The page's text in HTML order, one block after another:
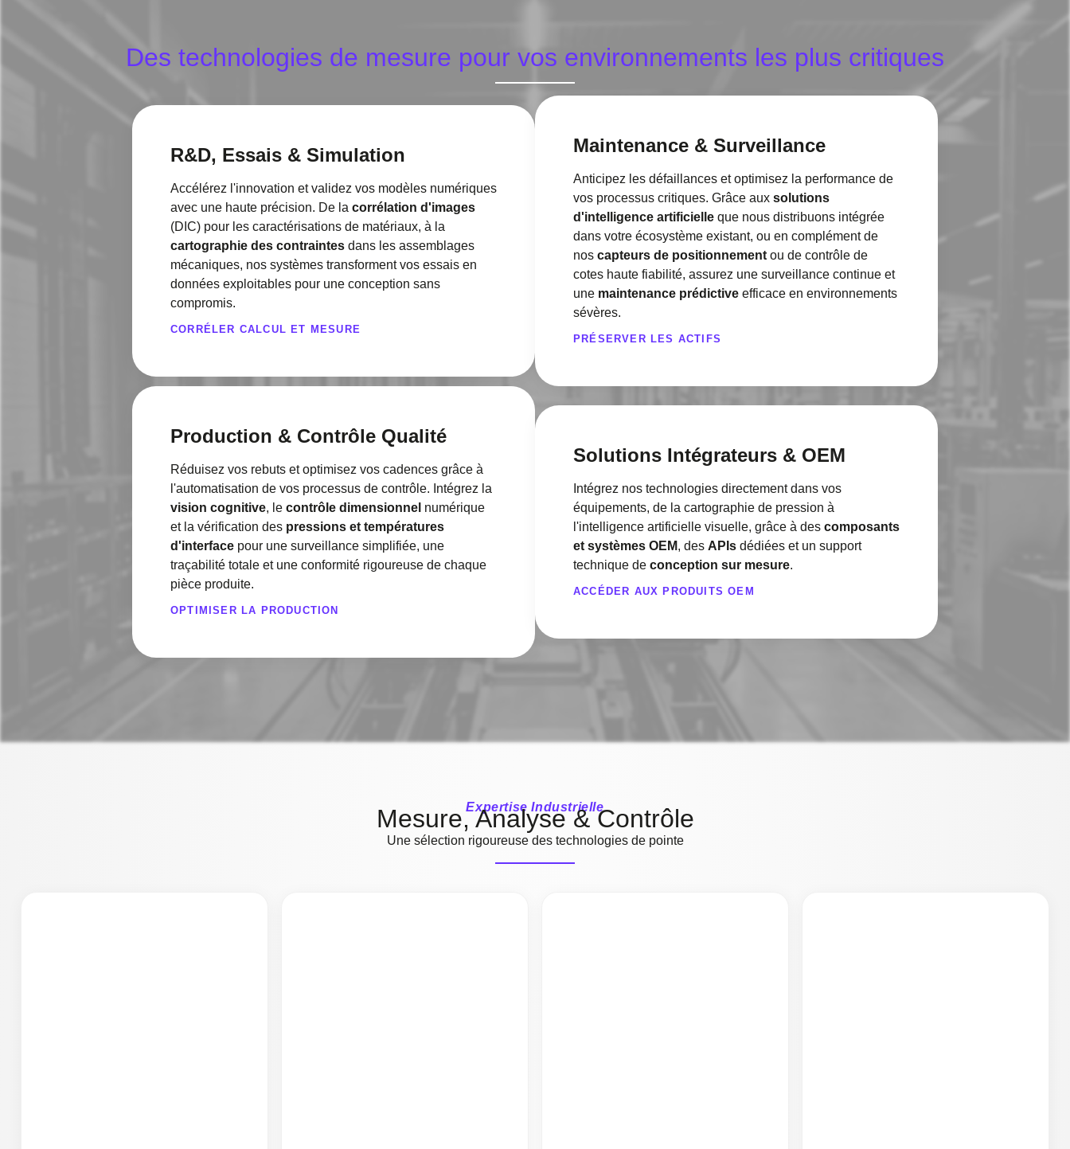
Des technologies de mesure pour vos environnements les plus critiques
R&D, Essais & Simulation
Accélérez l'innovation et validez vos modèles numériques
avec une haute précision. De la corrélation d'images
(DIC) pour les caractérisations de matériaux, à la
cartographie des contraintes dans les assemblages
mécaniques, nos systèmes transforment vos essais en
données exploitables pour une conception sans
compromis.
CORRÉLER CALCUL ET MESURE
Maintenance & Surveillance
Anticipez les défaillances et optimisez la performance de
vos processus critiques. Grâce aux solutions
d'intelligence artificielle que nous distribuons intégrée
dans votre écosystème existant, ou en complément de
nos capteurs de positionnement ou de contrôle de
cotes haute fiabilité, assurez une surveillance continue et
une maintenance prédictive efficace en environnements
sévères.
PRÉSERVER LES ACTIFS
Production & Contrôle Qualité
Réduisez vos rebuts et optimisez vos cadences grâce à
l'automatisation de vos processus de contrôle. Intégrez la
vision cognitive, le contrôle dimensionnel numérique
et la vérification des pressions et températures
d'interface pour une surveillance simplifiée, une
traçabilité totale et une conformité rigoureuse de chaque
pièce produite.
OPTIMISER LA PRODUCTION
Solutions Intégrateurs & OEM
Intégrez nos technologies directement dans vos
équipements, de la cartographie de pression à
l'intelligence artificielle visuelle, grâce à des composants
et systèmes OEM, des APIs dédiées et un support
technique de conception sur mesure.
ACCÉDER AUX PRODUITS OEM
Expertise Industrielle
Mesure, Analyse & Contrôle
Une sélection rigoureuse des technologies de pointe